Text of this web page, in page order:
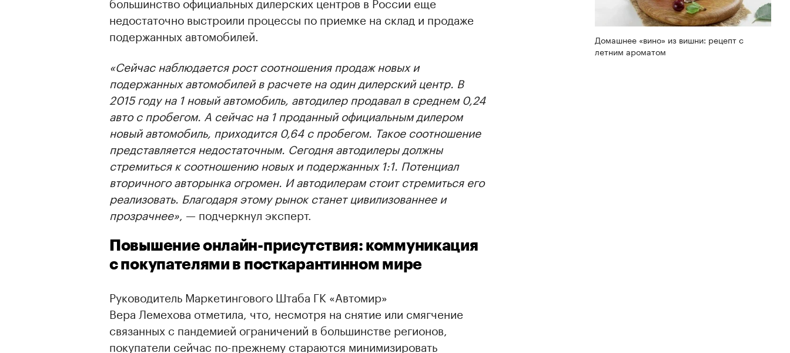
Домашнее «вино» из вишни: рецепт с
летним ароматом
недостаточно выстроили процессы по приемке на склад и продаже
подержанных автомобилей.
«Сейчас наблюдается рост соотношения продаж новых и
подержанных автомобилей в расчете на один дилерский центр. В
2015 году на 1 новый автомобиль, автодилер продавал в среднем 0,24
авто с пробегом. А сейчас на 1 проданный официальным дилером
новый автомобиль, приходится 0,64 с пробегом. Такое соотношение
представляется недостаточным. Сегодня автодилеры должны
стремиться к соотношению новых и подержанных 1:1. Потенциал
вторичного авторынка огромен. И автодилерам стоит стремиться его
реализовать. Благодаря этому рынок станет цивилизованнее и
прозрачнее», — подчеркнул эксперт.
Повышение онлайн-присутствия: коммуникация
с покупателями в посткарантинном мире
Руководитель Маркетингового Штаба ГК «Автомир»
Вера Лемехова отметила, что, несмотря на снятие или смягчение
связанных с пандемией ограничений в большинстве регионов,
покупатели сейчас по-прежнему стараются минимизировать